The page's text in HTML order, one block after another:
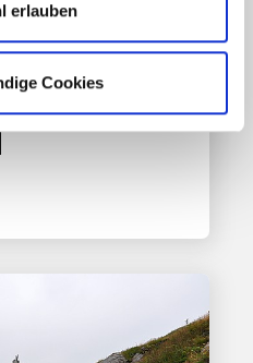
erlauben
Cookies
–
aus dem